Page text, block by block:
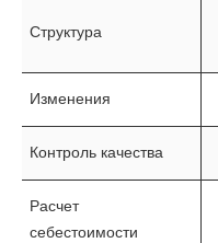
Структура
Изменения
Контроль качества
Расчет
себестоимости